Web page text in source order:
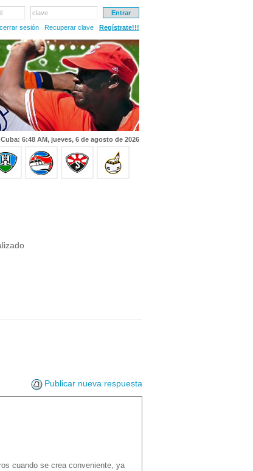
clave
sesión
Recuperar clave Regístrate!!!
6:48 AM, jueves, 6 de agosto de 2026
Publicar nueva respuesta
cuando se crea conveniente, ya